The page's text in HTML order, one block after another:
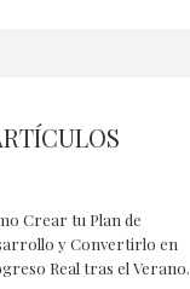
Crear tu Plan de
y Convertirlo en
Real tras el Verano.